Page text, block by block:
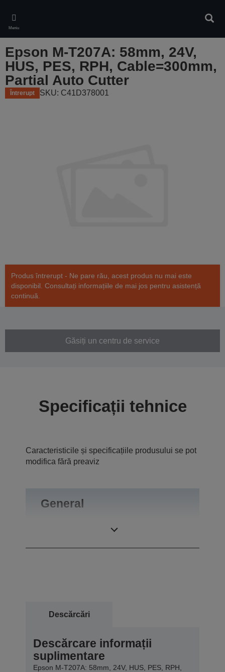
main
content
Meniu
Epson M-T207A: 58mm, 24V,
HUS, PES, RPH, Cable=300mm,
Partial Auto Cutter
Întrerupt SKU: C41D378001
Produs întrerupt - Ne pare rău, acest produs nu mai este
disponibil. Consultați informațiile de mai jos pentru asistență
continuă.
Găsiți un centru de service
Specificații tehnice
Caracteristicile și specificațiile produsului se pot
modifica fără preaviz
General
Descărcări
Descărcare informații
suplimentare
Epson M-T207A: 58mm, 24V, HUS, PES, RPH,